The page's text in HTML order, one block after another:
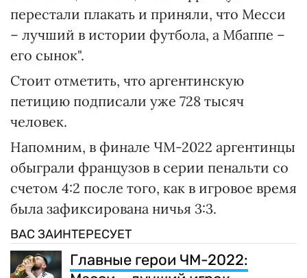
перестали плакать и приняли, что Месси
– лучший в истории футбола, а Мбаппе –
его сынок".
Стоит отметить, что аргентинскую
петицию подписали уже 728 тысяч
человек.
Напомним, в финале ЧМ-2022 аргентинцы
обыграли французов в серии пенальти со
счетом 4:2 после того, как в игровое время
была зафиксирована ничья 3:3.
ВАС ЗАИНТЕРЕСУЕТ
Главные герои ЧМ-2022: